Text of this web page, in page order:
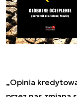
„Opinia